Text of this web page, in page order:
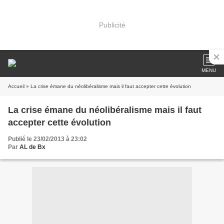
Publicité
MENU
Accueil » La crise émane du néolibéralisme mais il faut accepter cette évolution
La crise émane du néolibéralisme mais il faut
accepter cette évolution
Publié le 23/02/2013 à 23:02
Par AL de Bx